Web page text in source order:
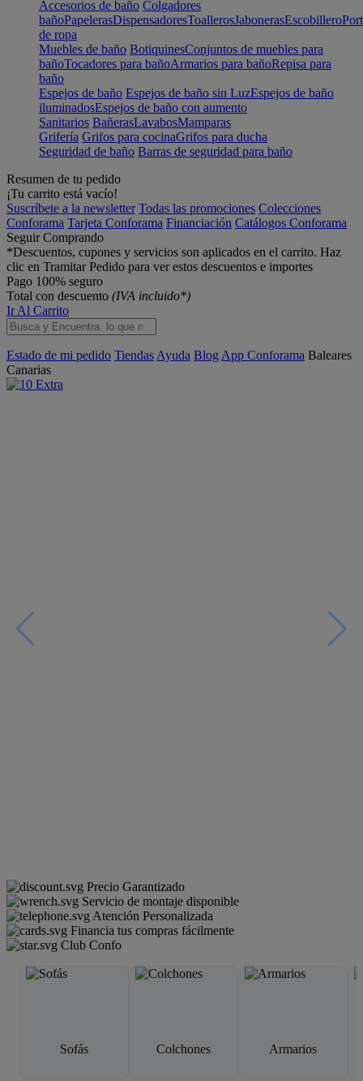
Accesorios de baño Colgadores
bañoPapelerasDispensadoresToallerosJabonerasEscobillero
de ropa
Muebles de baño BotiquinesConjuntos de muebles para
bañoTocadores para bañoArmarios para bañoRepisa para
baño
Espejos de baño Espejos de baño sin LuzEspejos de baño
iluminadosEspejos de baño con aumento
Sanitarios BañerasLavabosMamparas
Grifería Grifos para cocinaGrifos para ducha
Seguridad de baño Barras de seguridad para baño
Resumen de tu pedido
¡Tu carrito está vacío!
Suscríbete a la newsletter Todas las promociones Colecciones
Conforama Tarjeta Conforama Financiación Catálogos Conforama
Seguir Comprando
*Descuentos, cupones y servicios son aplicados en el carrito. Haz
clic en Tramitar Pedido para ver estos descuentos e importes
Pago 100% seguro
Total con descuento (IVA incluido*)
Ir Al Carrito
Estado de mi pedido Tiendas Ayuda Blog App Conforama Baleares
Canarias
Precio Garantizado
Servicio de montaje disponible
Atención Personalizada
Financia tus compras fácilmente
Club Confo
Sofás Colchones Armarios